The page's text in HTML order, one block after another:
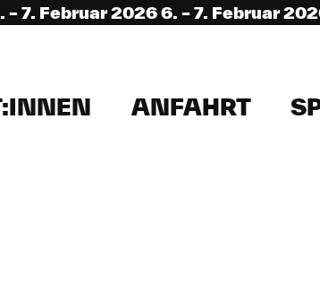
2026 6. – 7. Februar 2026 6.
ANFAHRT